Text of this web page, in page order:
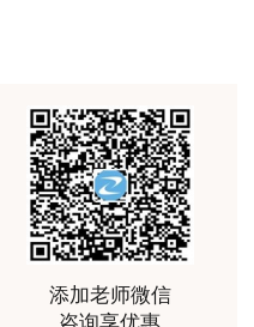
买体验很不错。
添加老师微信